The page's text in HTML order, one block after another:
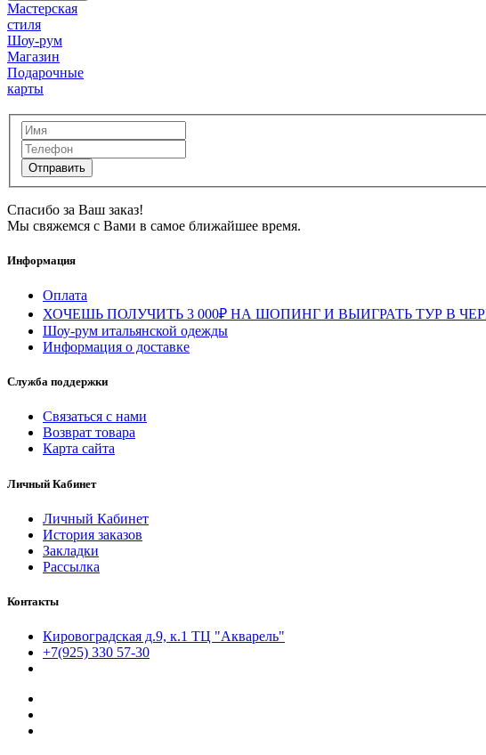
Мастерская
стиля
Шоу-рум
Магазин
Подарочные
карты
Спасибо за Ваш заказ!
Мы свяжемся с Вами в самое ближайшее время.
Информация
Оплата
ХОЧЕШЬ ПОЛУЧИТЬ 3 000₽ НА ШОПИНГ И ВЫИГРАТЬ ТУР В
Шоу-рум итальянской одежды
Информация о доставке
Служба поддержки
Связаться с нами
Возврат товара
Карта сайта
Личный Кабинет
Личный Кабинет
История заказов
Закладки
Рассылка
Контакты
Кировоградская д.9, к.1 ТЦ "Акварель"
+7(925) 330 57-30